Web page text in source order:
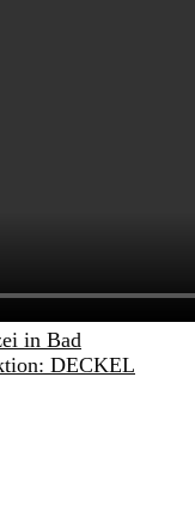
in Bad
DECKEL